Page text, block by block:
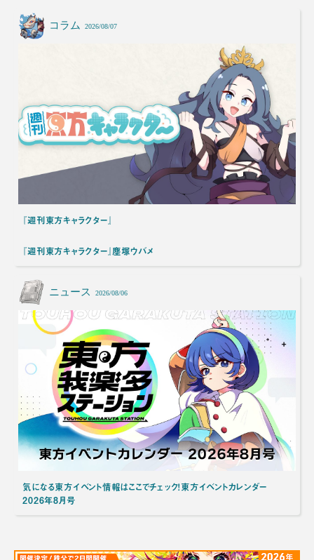
コラム 2026/08/07
『週刊東方キャラクター』
『週刊東方キャラクター』塵塚ウバメ
ニュース 2026/08/06
気になる東方イベント情報はここでチェック！東方イベントカレンダー
2026年8月号